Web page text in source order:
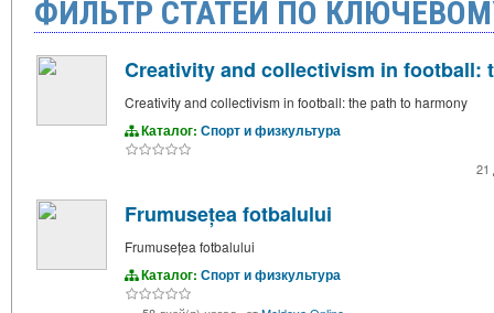
ФИЛЬТР СТАТЕЙ ПО
Creativity and collectivism in football:
Creativity and collectivism in football: the path to harmony
Каталог: Спорт и физкультура
21
Frumusețea fotbalului
Frumusețea fotbalului
Каталог: Спорт и физкультура